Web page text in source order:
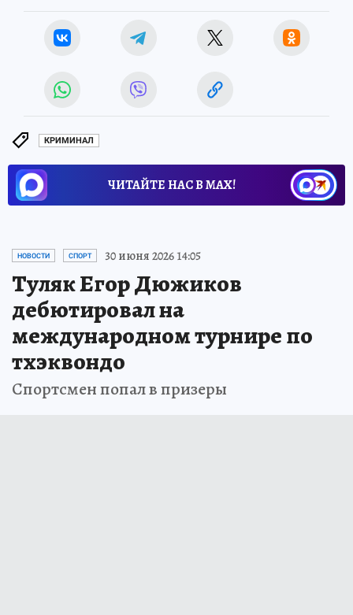
КРИМИНАЛ
ЧИТАЙТЕ НАС В МАХ!
НОВОСТИ СПОРТ 30 июня 2026 14:05
Туляк Егор Дюжиков
дебютировал на
международном турнире по
тхэквондо
Спортсмен попал в призеры